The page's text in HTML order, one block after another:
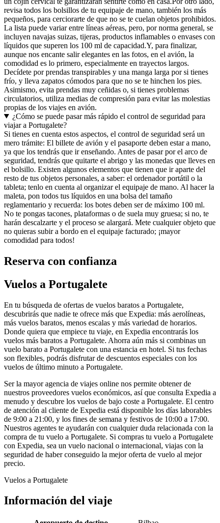
revisa todos los bolsillos de tu equipaje de mano, también los más
pequeños, para cerciorarte de que no se te cuelan objetos prohibidos.
La lista puede variar entre líneas aéreas, pero, por norma general, se
incluyen navajas suizas, tijeras, productos inflamables o envases con
líquidos que superen los 100 ml de capacidad.Y, para finalizar,
aunque nos encante salir elegantes en las fotos, en el avión, la
comodidad es lo primero, especialmente en trayectos largos.
Decídete por prendas transpirables y una manga larga por si tienes
frío, y lleva zapatos cómodos para que no se te hinchen los pies.
Asimismo, evita prendas muy ceñidas o, si tienes problemas
circulatorios, utiliza medias de compresión para evitar las molestias
propias de los viajes en avión.
¿Cómo se puede pasar más rápido el control de seguridad para
viajar a Portugalete?
Si tienes en cuenta estos aspectos, el control de seguridad será un
mero trámite: El billete de avión y el pasaporte deben estar a mano,
ya que los tendrás que ir enseñando. Antes de pasar por el arco de
seguridad, tendrás que quitarte el abrigo y las monedas que lleves en
el bolsillo. Existen algunos elementos que tienen que ir aparte del
resto de tus objetos personales, a saber: el ordenador portátil o la
tableta; tenlo en cuenta al organizar el equipaje de mano. Al hacer la
maleta, pon todos tus líquidos en una bolsa del tamaño
reglamentario y recuerda: los botes deben ser de máximo 100 ml.
No te pongas tacones, plataformas o de suela muy gruesa; si no, te
harán descalzarte y el proceso se alargará. Mete cualquier objeto que
no quieras subir a bordo en el equipaje facturado; ¡mayor
comodidad para todos!
Reserva con confianza
Vuelos a Portugalete
En tu búsqueda de ofertas de vuelos baratos a Portugalete,
descubrirás que nadie te ofrece más que Expedia: más aerolíneas,
más vuelos baratos, menos escalas y más variedad de horarios.
Donde quiera que empiece tu viaje, en Expedia encontrarás los
vuelos más baratos a Portugalete. Ahorra aún más si combinas un
vuelo barato a Portugalete con una estancia en hotel. Si tus fechas
son flexibles, podrás disfrutar de descuentos especiales con los
vuelos de último minuto a Portugalete.
Ser la mayor agencia de viajes online nos permite obtener de
nuestros proveedores vuelos económicos, así que consulta Expedia a
menudo y descubre los vuelos de bajo coste a Portugalete. El centro
de atención al cliente de Expedia está disponible los días laborables
de 9:00 a 21:00, y los fines de semana y festivos de 10:00 a 17:00.
Nuestros agentes te ayudarán con cualquier duda relacionada con la
compra de tu vuelo a Portugalete. Si compras tu vuelo a Portugalete
con Expedia, sea un vuelo nacional o internacional, viajas con la
seguridad de haber conseguido la mejor oferta de vuelo al mejor
precio.
Vuelos a Portugalete
Información del viaje